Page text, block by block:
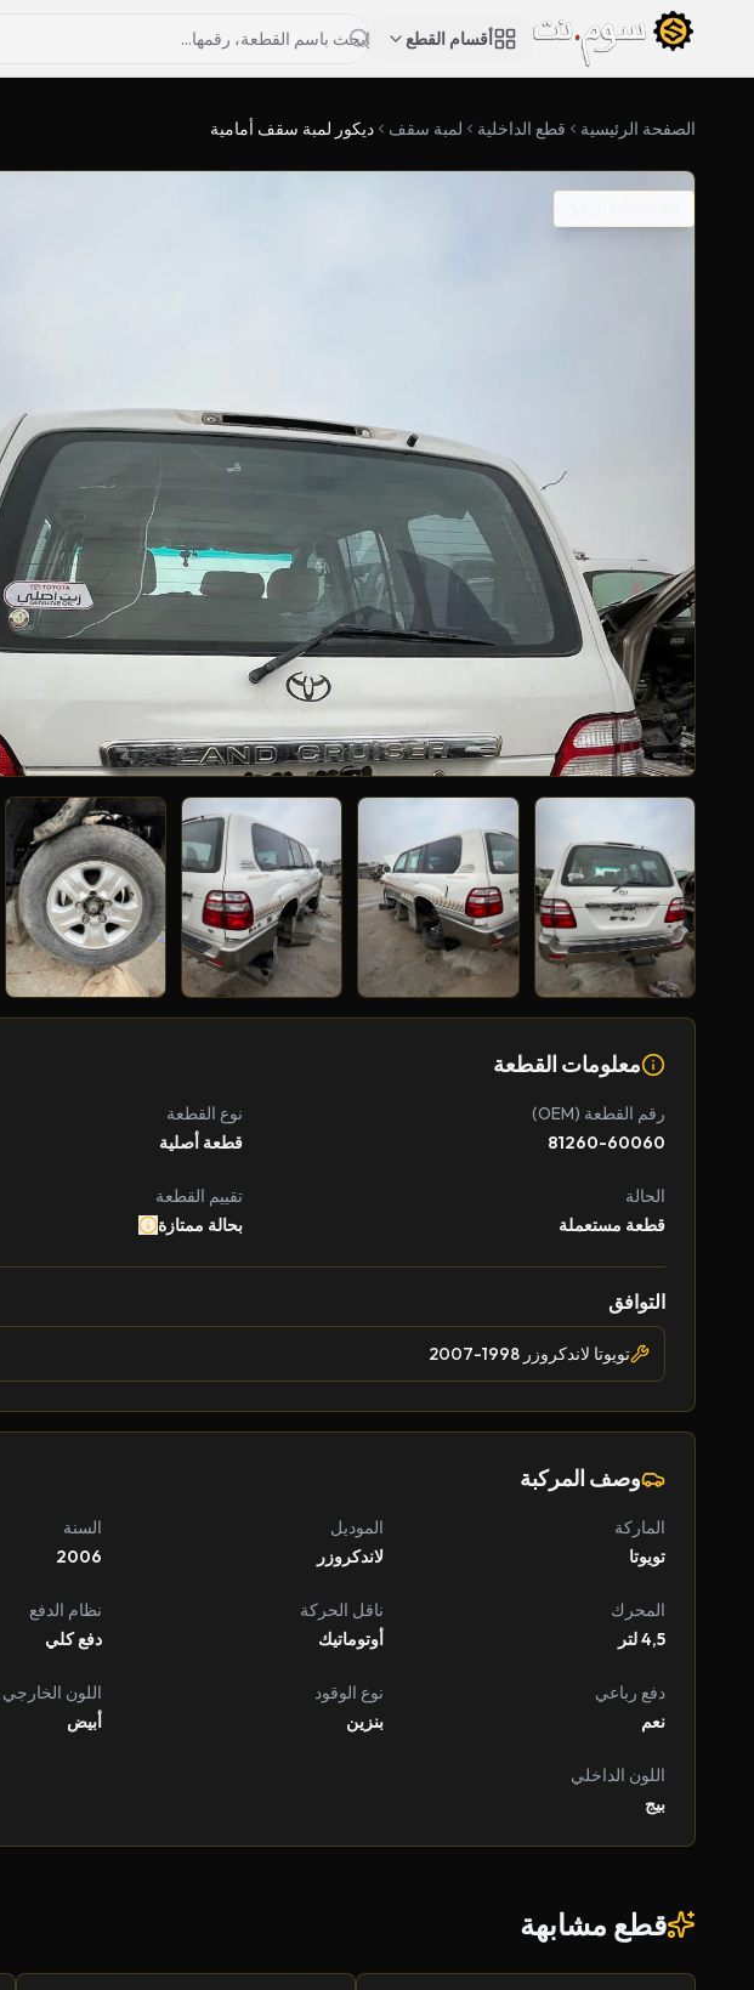
أقسام القطع
الصفحة الرئيسية قطع الداخلية لمبة سقف ديكور لمبة سقف أمامية
معلومات القطعة
رقم القطعة (OEM)
81260-60060
نوع القطعة
قطعة أصلية
الحالة
قطعة مستعملة
تقييم القطعة
بحالة ممتازة
التوافق
تويوتا لاندكروزر 1998-2007
وصف المركبة
الماركة
تويوتا
الموديل
لاندكروزر
السنة
2006
المحرك
4,5 لتر
ناقل الحركة
أوتوماتيك
نظام الدفع
دفع كلي
دفع رباعي
نعم
نوع الوقود
بنزين
اللون الخارجي
أبيض
اللون الداخلي
بيج
قطع مشابهة